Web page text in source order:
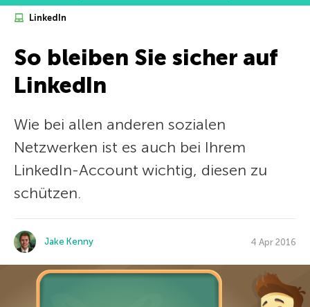
LinkedIn
So bleiben Sie sicher auf
LinkedIn
Wie bei allen anderen sozialen
Netzwerken ist es auch bei Ihrem
LinkedIn-Account wichtig, diesen zu
schützen.
Jake Kenny 4 Apr 2016